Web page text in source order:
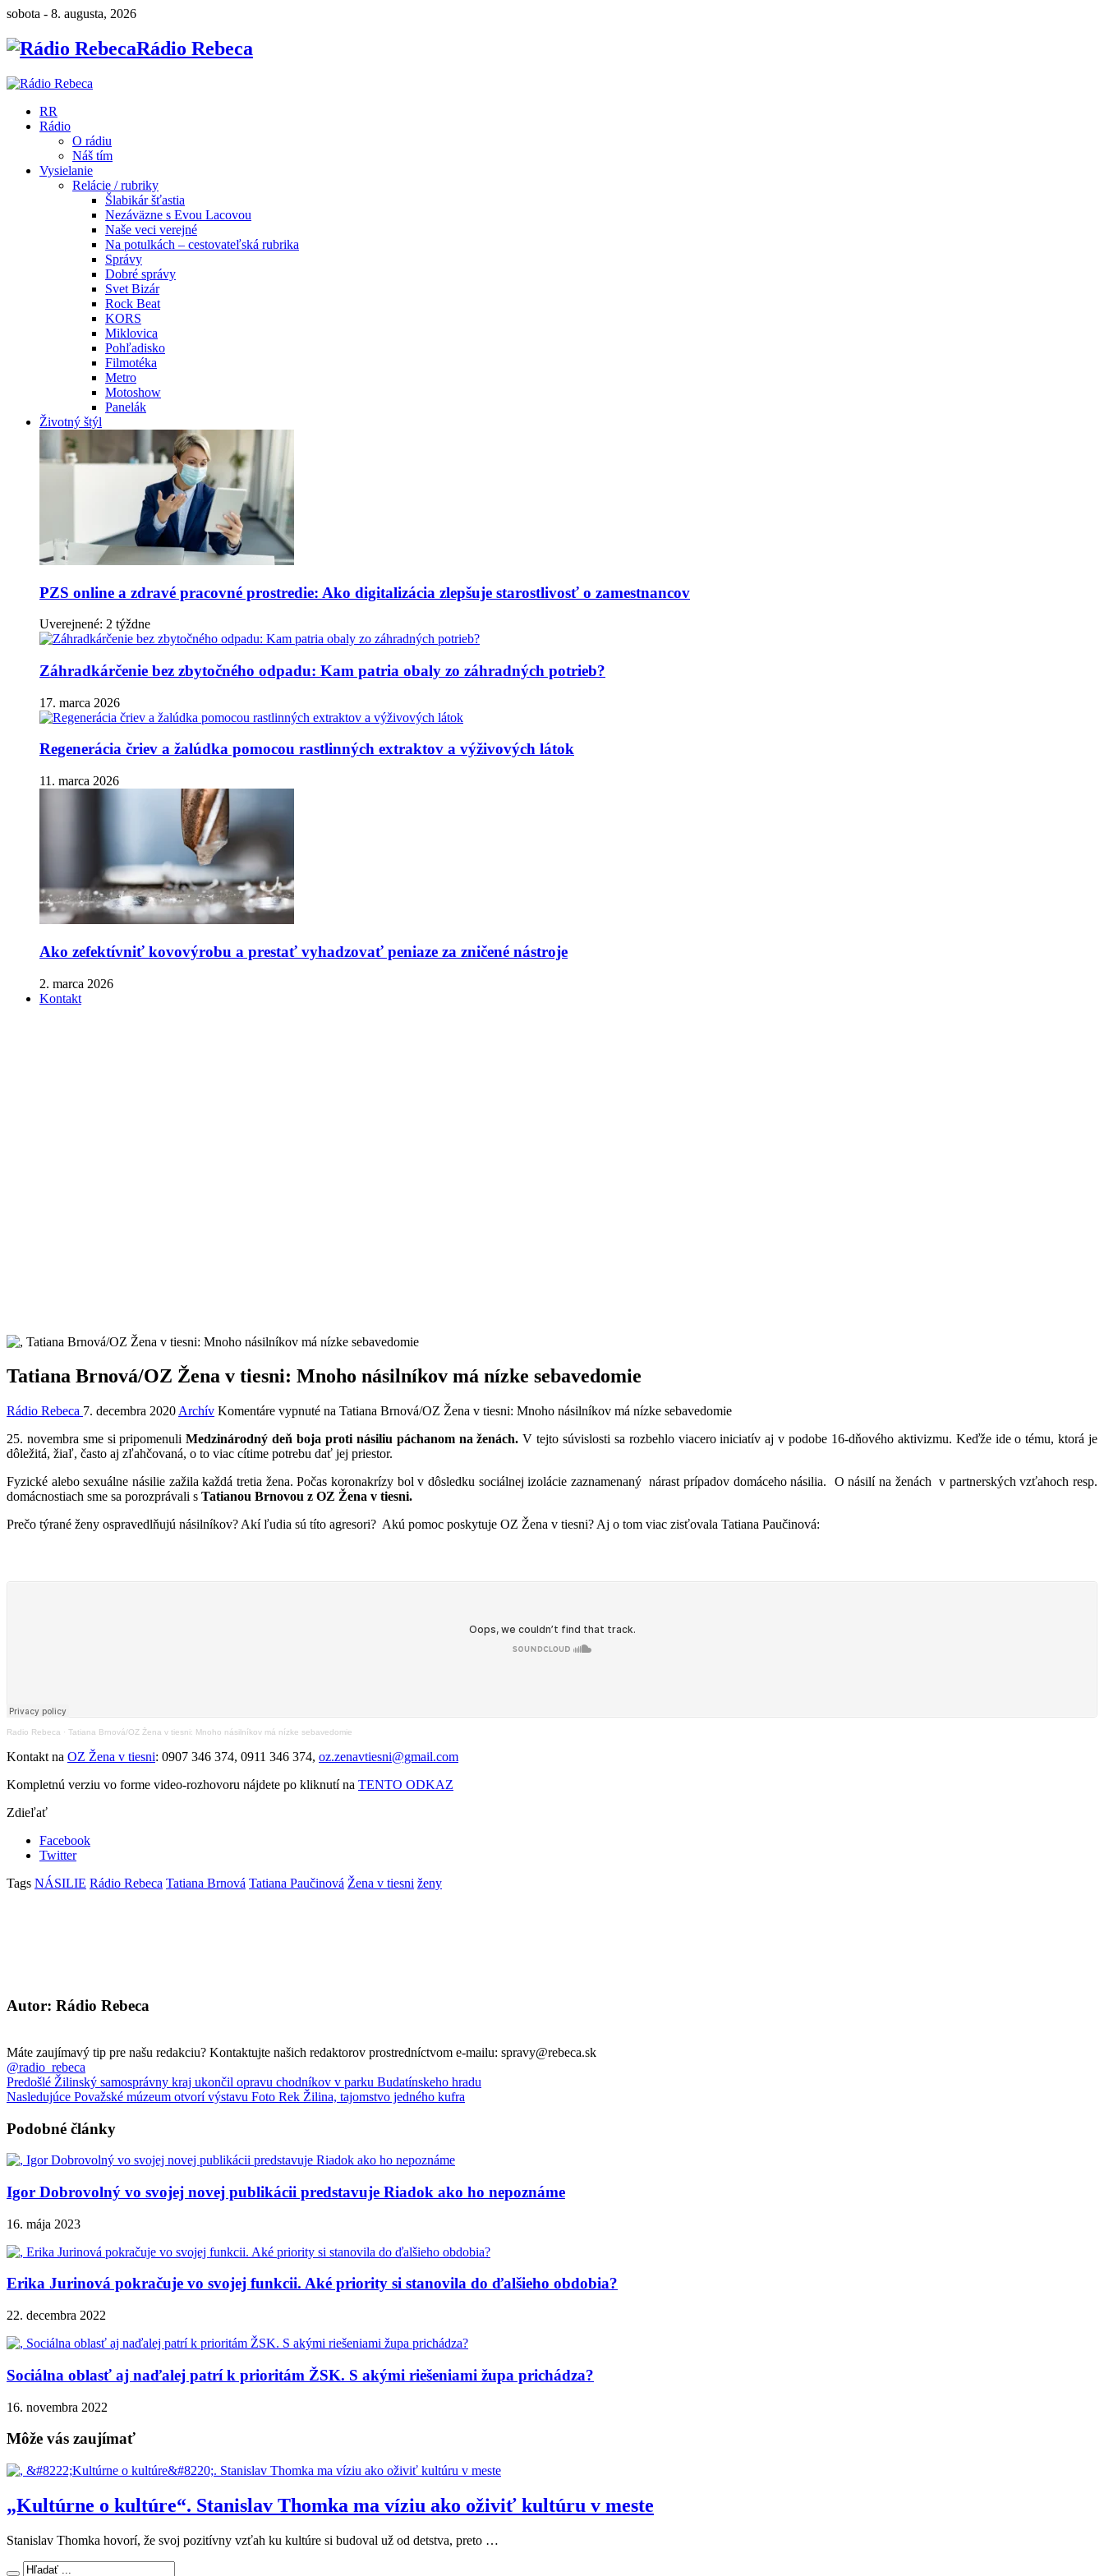
sobota - 8. augusta, 2026
Rádio Rebeca
RR
Rádio
O rádiu
Náš tím
Vysielanie
Relácie / rubriky
Šlabikár šťastia
Nezáväzne s Evou Lacovou
Naše veci verejné
Na potulkách – cestovateľská rubrika
Správy
Dobré správy
Svet Bizár
Rock Beat
KORS
Miklovica
Pohľadisko
Filmotéka
Metro
Motoshow
Panelák
Životný štýl
PZS online a zdravé pracovné prostredie: Ako digitalizácia zlepšuje starostlivosť o zamestnancov
Uverejnené: 2 týždne
Záhradkárčenie bez zbytočného odpadu: Kam patria obaly zo záhradných potrieb?
17. marca 2026
Regenerácia čriev a žalúdka pomocou rastlinných extraktov a výživových látok
11. marca 2026
Ako zefektívniť kovovýrobu a prestať vyhadzovať peniaze za zničené nástroje
2. marca 2026
Kontakt
Tatiana Brnová/OZ Žena v tiesni: Mnoho násilníkov má nízke sebavedomie
Rádio Rebeca 7. decembra 2020 Archív Komentáre vypnuté na Tatiana Brnová/OZ Žena v tiesni: Mnoho násilníkov má nízke sebavedomie
25. novembra sme si pripomenuliMedzinárodný deň boja proti násiliu páchanom na ženách. V tejto súvislosti sa rozbehlo viacero iniciatív aj v podobe 16-dňového aktivizmu. Keďže ide o tému, ktorá je
dôležitá, žiaľ, často aj zľahčovaná, o to viac cítime potrebu dať jej priestor.
Fyzické alebo sexuálne násilie zažila každá tretia žena. Počas koronakrízy bol v dôsledku sociálnej izolácie zaznamenaný nárast prípadov domáceho násilia. O násilí na ženách v partnerských vzťahoch resp.
domácnostiach sme sa porozprávali s Tatianou Brnovou z OZ Žena v tiesni.
Prečo týrané ženy ospravedlňujú násilníkov? Akí ľudia sú títo agresori? Akú pomoc poskytuje OZ Žena v tiesni? Aj o tom viac zisťovala Tatiana Paučinová:
Radio Rebeca · Tatiana Brnová/OZ Žena v tiesni: Mnoho násilníkov má nízke sebavedomie
Kontakt na OZ Žena v tiesni: 0907 346 374, 0911 346 374, oz.zenavtiesni@gmail.com
Kompletnú verziu vo forme video-rozhovoru nájdete po kliknutí na TENTO ODKAZ
Zdieľať
Facebook
Twitter
Tags NÁSILIE Rádio Rebeca Tatiana Brnová Tatiana Paučinová Žena v tiesni ženy
Autor: Rádio Rebeca
Máte zaujímavý tip pre našu redakciu? Kontaktujte našich redaktorov prostredníctvom e-mailu: spravy@rebeca.sk
@radio_rebeca
Predošlé Žilinský samosprávny kraj ukončil opravu chodníkov v parku Budatínskeho hradu
Nasledujúce Považské múzeum otvorí výstavu Foto Rek Žilina, tajomstvo jedného kufra
Podobné články
Igor Dobrovolný vo svojej novej publikácii predstavuje Riadok ako ho nepoznáme
16. mája 2023
Erika Jurinová pokračuje vo svojej funkcii. Aké priority si stanovila do ďalšieho obdobia?
22. decembra 2022
Sociálna oblasť aj naďalej patrí k prioritám ŽSK. S akými riešeniami župa prichádza?
16. novembra 2022
Môže vás zaujímať
„Kultúrne o kultúre“. Stanislav Thomka ma víziu ako oživiť kultúru v meste
Stanislav Thomka hovorí, že svoj pozitívny vzťah ku kultúre si budoval už od detstva, preto …